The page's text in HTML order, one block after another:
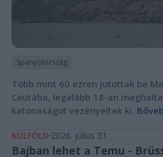
Spanyolország
Több mint 60 ezren jutottak be
Ceutába, legalább 18-an
katonaságot vezényeltek ki.
KÜLFÖLD 2026. július 31.
Bajban lehet a Temu -